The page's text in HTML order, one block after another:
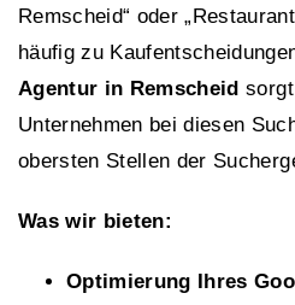
Remscheid“ oder
häufig zu
Agentur in Remscheid
Unternehmen bei diesen
obersten Stellen der
Was wir bieten:
Optimierung Ihres